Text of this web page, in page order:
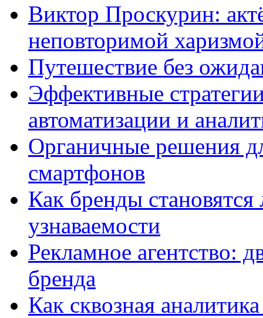
Виктор Проскурин:
неповторимой
Путешествие без
Эффективные
автоматизации и
Органичные решения
смартфонов
Как бренды
узнаваемости
Рекламное агентство:
бренда
Как сквозная